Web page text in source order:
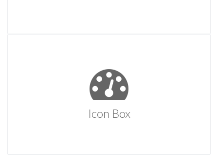
Icon Box
Temporibus autem quibusdam et aut officiis debitis aut
rerum necessitatibus saepe eveniet ut et voluptates
repudiandae sint et molestiae.